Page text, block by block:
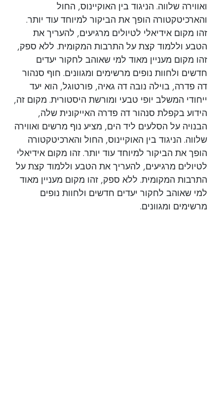
ואווירה שלווה. הניגוד בין האוקיינוס, החול
והארכיטקטורה הופך את הביקור למיוחד עוד יותר.
זהו מקום אידיאלי לטיולים מרגיעים, להעריך את
הטבע וללמוד קצת על התרבות המקומית. ללא ספק,
זהו מקום מעניין מאוד למי שאוהב לחקור יעדים
חדשים ולחוות נופים מרשימים ומגוונים. חוף סנהור
דה פדרה, בוילה נובה דה גאיה, פורטוגל, הוא יעד
ייחודי המשלב יופי טבעי ומורשת היסטורית. מקום זה,
הידוע בקפלת סנהור דה פדרה האייקונית שלה,
הבנויה על הסלעים ליד הים, מציע נוף מרשים ואווירה
שלווה. הניגוד בין האוקיינוס, החול והארכיטקטורה
הופך את הביקור למיוחד עוד יותר. זהו מקום אידיאלי
לטיולים מרגיעים, להעריך את הטבע וללמוד קצת על
התרבות המקומית. ללא ספק, זהו מקום מעניין מאוד
למי שאוהב לחקור יעדים חדשים ולחוות נופים
מרשימים ומגוונים.